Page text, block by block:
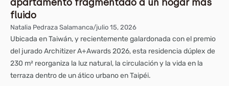
apartamento fragmentado a un hogar más
fluido
Natalia Pedraza Salamanca/julio 15, 2026
Ubicada en Taiwán, y recientemente galardonada con el premio
del jurado Architizer A+Awards 2026, esta residencia dúplex de
230 m² reorganiza la luz natural, la circulación y la vida en la
terraza dentro de un ático urbano en Taipéi.